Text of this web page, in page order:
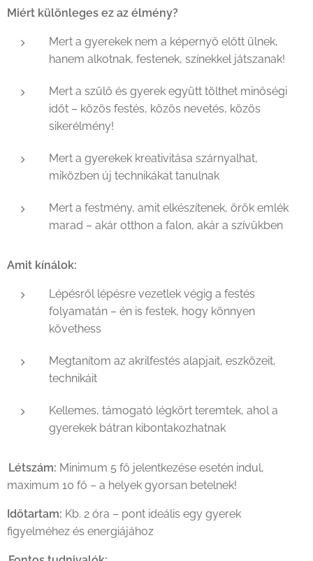
Miért különleges ez az élmény?
Mert a gyerekek nem a képernyő előtt ülnek,
hanem alkotnak, festenek, színekkel játszanak!
Mert a szülő és gyerek együtt tölthet minőségi
időt – közös festés, közös nevetés, közös
sikerélmény!
Mert a gyerekek kreativitása szárnyalhat,
miközben új technikákat tanulnak
Mert a festmény, amit elkészítenek, örök emlék
marad – akár otthon a falon, akár a szívükben
Amit kínálok:
Lépésről lépésre vezetlek végig a festés
folyamatán – én is festek, hogy könnyen
követhess
Megtanítom az akrilfestés alapjait, eszközeit,
technikáit
Kellemes, támogató légkört teremtek, ahol a
gyerekek bátran kibontakozhatnak
Létszám: Minimum 5 fő jelentkezése esetén indul,
maximum 10 fő – a helyek gyorsan betelnek!
Időtartam: Kb. 2 óra – pont ideális egy gyerek
figyelméhez és energiájához